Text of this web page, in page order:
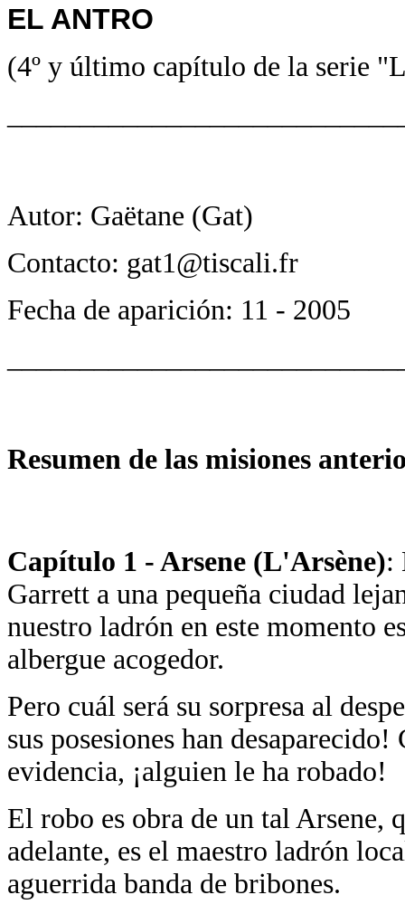
EL ANTRO
(4º y último capítulo de la serie
Autor: Gaëtane (Gat)
Contacto: gat1@tiscali.fr
Fecha de aparición: 11 - 2005
Resumen de las misiones
Capítulo 1 - Arsene (L'Arsène):
Garrett a una pequeña ciudad
nuestro ladrón en este momento
albergue acogedor.
Pero cuál será su sorpresa al
sus posesiones han
evidencia, ¡alguien le ha robado!
El robo es obra de un tal Arsene,
adelante, es el maestro ladrón
aguerrida banda de bribones.